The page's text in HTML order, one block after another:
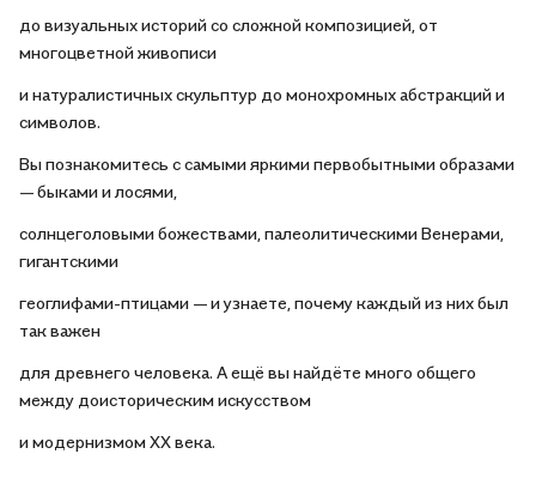
до визуальных историй со сложной композицией, от
многоцветной живописи
и натуралистичных скульптур до монохромных абстракций и
символов.
Вы познакомитесь с самыми яркими первобытными образами
— быками и лосями,
солнцеголовыми божествами, палеолитическими Венерами,
гигантскими
геоглифами-птицами — и узнаете, почему каждый из них был
так важен
для древнего человека. А ещё вы найдёте много общего
между доисторическим искусством
и модернизмом ХХ века.